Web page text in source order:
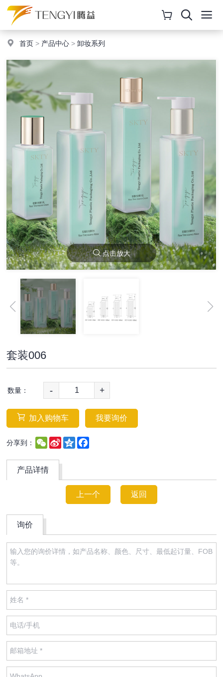
首页 > 产品中心 >卸妆系列
点击放大
套装006
数量： - +
加入购物车 我要询价
分享到： WeChat
Sina
Weibo
Qzone
产品详情
上一个 返回
询价